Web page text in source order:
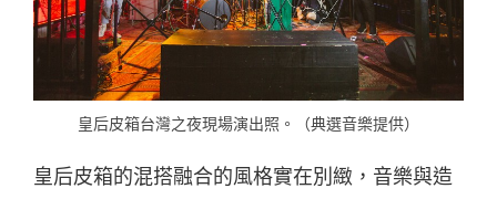
皇后皮箱台灣之夜現場演出照。（典選音樂提供）
皇后皮箱的混搭融合的風格實在別緻，音樂與造